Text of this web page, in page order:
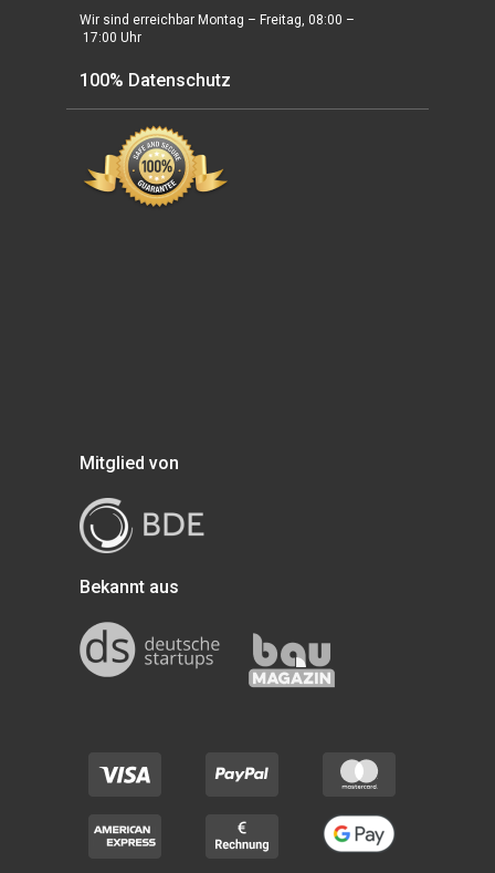
Wir sind erreichbar Montag – Freitag, 08:00 –
17:00 Uhr
100% Datenschutz
Mitglied von
Bekannt aus